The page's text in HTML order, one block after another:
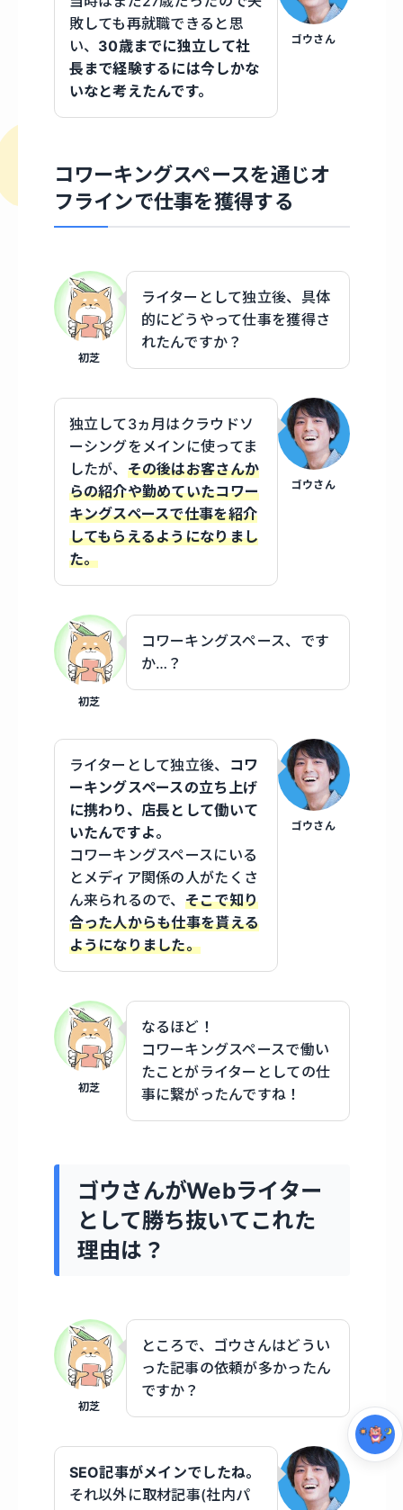
ゴウさん
敗しても再就職できると思
い、 30歳までに独立して社
長まで経験するには今しかな
いなと考えたんです。
コワーキングスペースを通じオ
フラインで仕事を獲得する
初芝
ライターとして独立後、具体
的にどうやって仕事を獲得さ
れたんですか？
ゴウさん
独立して3ヵ月はクラウドソ
ーシングをメインに使ってま
したが、 その後はお客さんか
らの紹介や勤めていたコワー
キングスペースで仕事を紹介
してもらえるようになりまし
た。
初芝
コワーキングスペース、です
か…？
ゴウさん
ライターとして独立後、
コワ
ーキングスペースの立ち上げ
に携わり、店長として働いて
いたんですよ。
コワーキングスペースにいる
とメディア関係の人がたくさ
ん来られるので、 そこで知り
合った人からも仕事を貰える
ようになりました。
初芝
なるほど！
コワーキングスペースで働い
たことがライターとしての仕
事に繋がったんですね！
ゴウさんがWebライター
として勝ち抜いてこれた
理由は？
初芝
ところで、ゴウさんはどうい
った記事の依頼が多かったん
ですか？
SEO記事がメインでしたね。
それ以外に取材記事(社内パ
集中モード